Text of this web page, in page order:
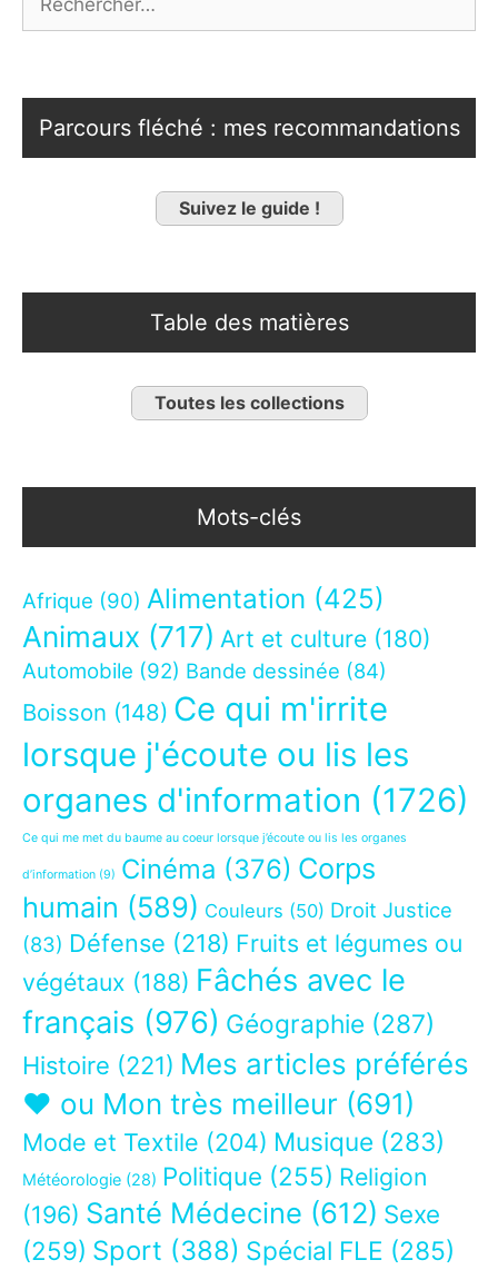
Parcours fléché : mes recommandations
Suivez le guide !
Table des matières
Toutes les collections
Mots-clés
Afrique (90) Alimentation (425)
Animaux (717) Art et culture (180)
Automobile (92) Bande dessinée (84)
Boisson (148) Ce qui m'irrite
lorsque j'écoute ou lis les
organes d'information (1726)
Ce qui me met du baume au coeur lorsque j’écoute ou lis les organes
d’information (9) Cinéma (376) Corps
humain (589) Couleurs (50) Droit Justice
(83) Défense (218) Fruits et légumes ou
végétaux (188) Fâchés avec le
français (976) Géographie (287)
Histoire (221) Mes articles préférés
❤ ou Mon très meilleur (691)
Mode et Textile (204) Musique (283)
Météorologie (28) Politique (255) Religion
(196) Santé Médecine (612) Sexe
(259) Sport (388) Spécial FLE (285)